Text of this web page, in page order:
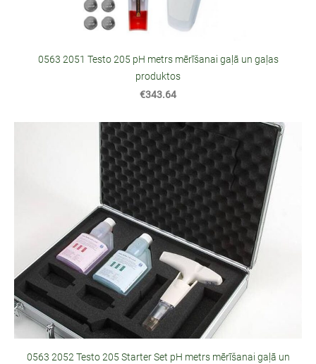
0563 2051 Testo 205 pH metrs mērīšanai gaļā un gaļas
produktos
€343.64
0563 2052 Testo 205 Starter Set pH metrs mērīšanai gaļā un